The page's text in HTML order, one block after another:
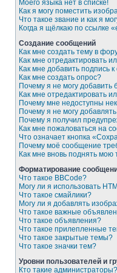
Моего языка нет в списке!
Как я могу поместить
Что такое звание и как я
Когда я щёлкаю по ссылке
Создание сообщений
Как мне создать тему в
Как мне отредактировать
Как мне добавить подпись
Как мне создать опрос?
Почему я не могу добавить
Как мне отредактировать
Почему мне недоступны
Почему я не могу
Почему я получил
Как мне пожаловаться на
Что означает кнопка
Почему моё сообщение
Как мне вновь поднять мою
Форматирование
Что такое BBCode?
Могу ли я использовать
Что такое смайлики?
Могу ли я добавлять
Что такое важные
Что такое объявления?
Что такое прилепленные
Что такое закрытые темы?
Что такое значки тем?
Уровни пользователей и
Кто такие администраторы?